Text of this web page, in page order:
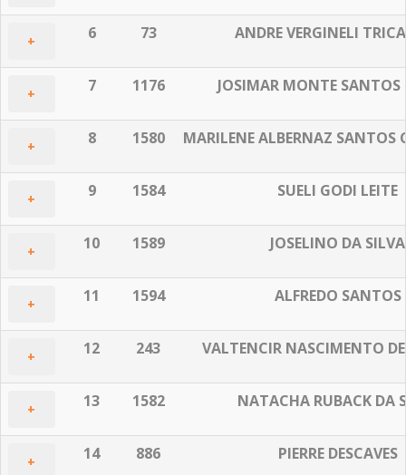
+ 6 73 ANDRE VERGINELI
+ 7 1176 JOSIMAR MONTE SANTOS
+ 8 1580 MARILENE ALBERNAZ SANTOS
+ 9 1584 SUELI GODI LEITE
+ 10 1589 JOSELINO DA SILVA
+ 11 1594 ALFREDO SANTOS
+ 12 243 VALTENCIR NASCIMENTO
+ 13 1582 NATACHA RUBACK DA
+ 14 886 PIERRE DESCAVES